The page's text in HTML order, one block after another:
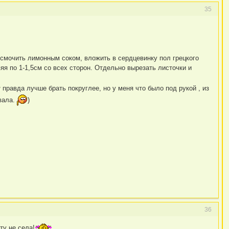
35
лимонным соком, вложить в сердцевинку пол грецкого
по 1-1,5см со всех сторон. Отдельно вырезать листочки и
правда лучше брать покруглее, но у меня что было под рукой , из
)
36